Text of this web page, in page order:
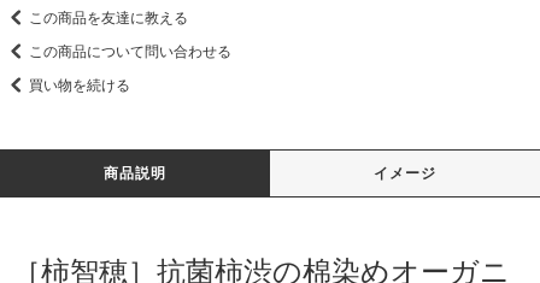
この商品を友達に教える
この商品について問い合わせる
買い物を続ける
商品説明 イメージ
［柿智穂］抗菌柿渋の棉染めオーガニ